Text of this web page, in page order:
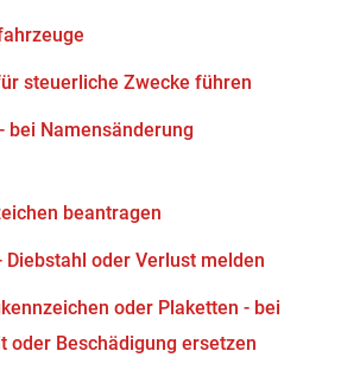
steuerliche Zwecke führen
bei Namensänderung
beantragen
Diebstahl oder Verlust melden
oder Plaketten - bei
oder Beschädigung ersetzen